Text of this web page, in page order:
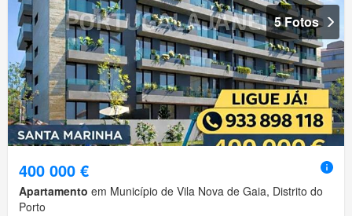
5 Fotos
400 000 €
Apartamento em Município de Vila Nova de Gaia, Distrito do
Porto